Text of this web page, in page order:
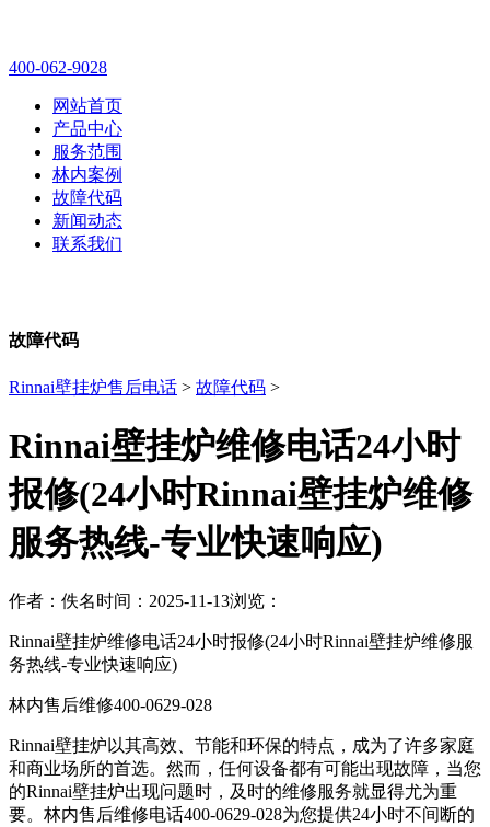
400-062-9028
网站首页
产品中心
服务范围
林内案例
故障代码
新闻动态
联系我们
故障代码
Rinnai壁挂炉售后电话 > 故障代码 >
Rinnai壁挂炉维修电话24小时
报修(24小时Rinnai壁挂炉维修
服务热线-专业快速响应)
作者：佚名时间：2025-11-13浏览：
Rinnai壁挂炉维修电话24小时报修(24小时Rinnai壁挂炉维修服
务热线-专业快速响应)
林内售后维修400-0629-028
Rinnai壁挂炉以其高效、节能和环保的特点，成为了许多家庭
和商业场所的首选。然而，任何设备都有可能出现故障，当您
的Rinnai壁挂炉出现问题时，及时的维修服务就显得尤为重
要。林内售后维修电话400-0629-028为您提供24小时不间断的